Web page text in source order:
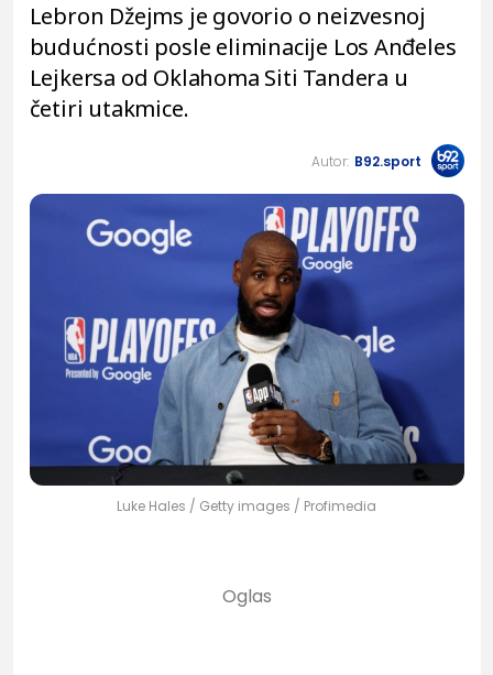
Lebron Džejms je govorio o neizvesnoj
budućnosti posle eliminacije Los Anđeles
Lejkersa od Oklahoma Siti Tandera u
četiri utakmice.
Autor: B92.sport
Luke Hales / Getty images / Profimedia